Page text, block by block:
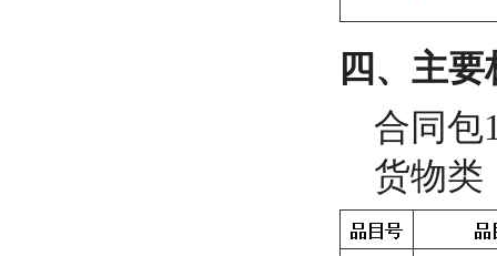
四、主
合同包
货物类